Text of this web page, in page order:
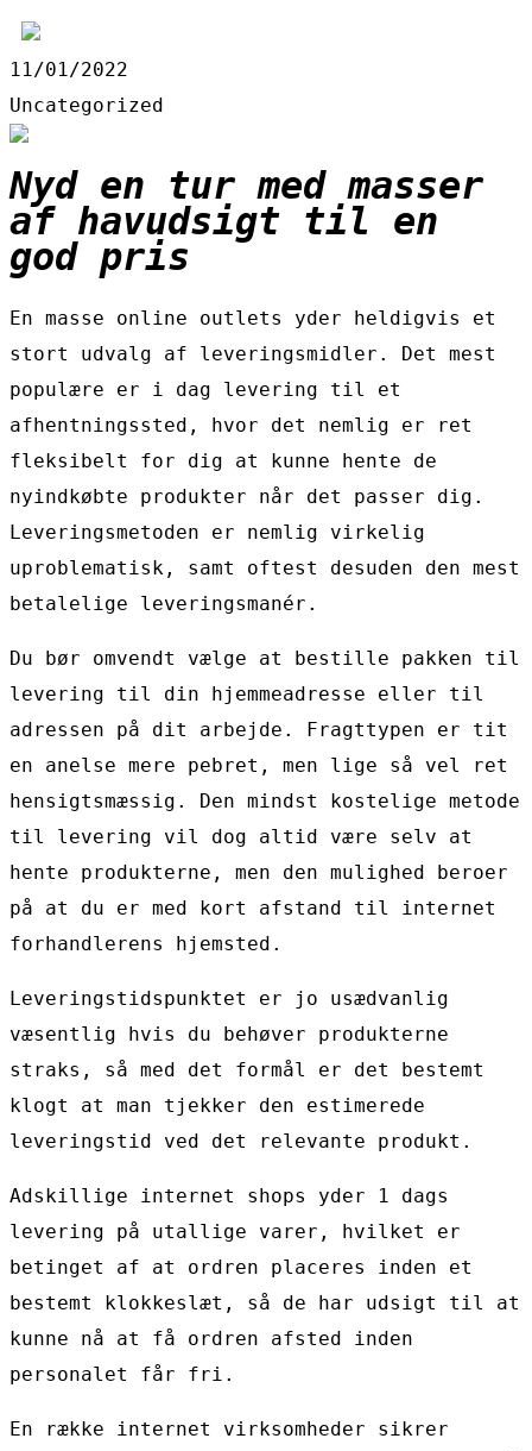
11/01/2022
Uncategorized
Nyd en tur med masser
af havudsigt til en
god pris
En masse online outlets yder heldigvis et
stort udvalg af leveringsmidler. Det mest
populære er i dag levering til et
afhentningssted, hvor det nemlig er ret
fleksibelt for dig at kunne hente de
nyindkøbte produkter når det passer dig.
Leveringsmetoden er nemlig virkelig
uproblematisk, samt oftest desuden den mest
betalelige leveringsmanér.
Du bør omvendt vælge at bestille pakken til
levering til din hjemmeadresse eller til
adressen på dit arbejde. Fragttypen er tit
en anelse mere pebret, men lige så vel ret
hensigtsmæssig. Den mindst kostelige metode
til levering vil dog altid være selv at
hente produkterne, men den mulighed beroer
på at du er med kort afstand til internet
forhandlerens hjemsted.
Leveringstidspunktet er jo usædvanlig
væsentlig hvis du behøver produkterne
straks, så med det formål er det bestemt
klogt at man tjekker den estimerede
leveringstid ved det relevante produkt.
Adskillige internet shops yder 1 dags
levering på utallige varer, hvilket er
betinget af at ordren placeres inden et
bestemt klokkeslæt, så de har udsigt til at
kunne nå at få ordren afsted inden
personalet får fri.
En række internet virksomheder sikrer